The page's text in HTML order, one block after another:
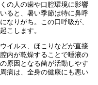
の人の歯や口腔環境に影響
ると、暑い季節は特に鼻呼
なりがち。この口呼吸が、
こします。
イルス、ほこりなどが直接
内が乾燥することで唾液の
原因となる菌が活動しやす
病は、全身の健康にも悪い